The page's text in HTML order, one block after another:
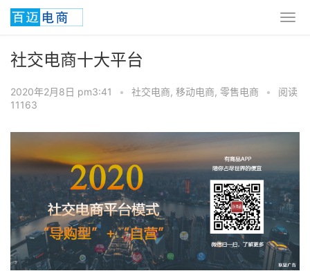
社交电商十大平台
2020年2月8日 pm3:41 • 社交电商, 移动电商, 零售电商 •
阅读
11163